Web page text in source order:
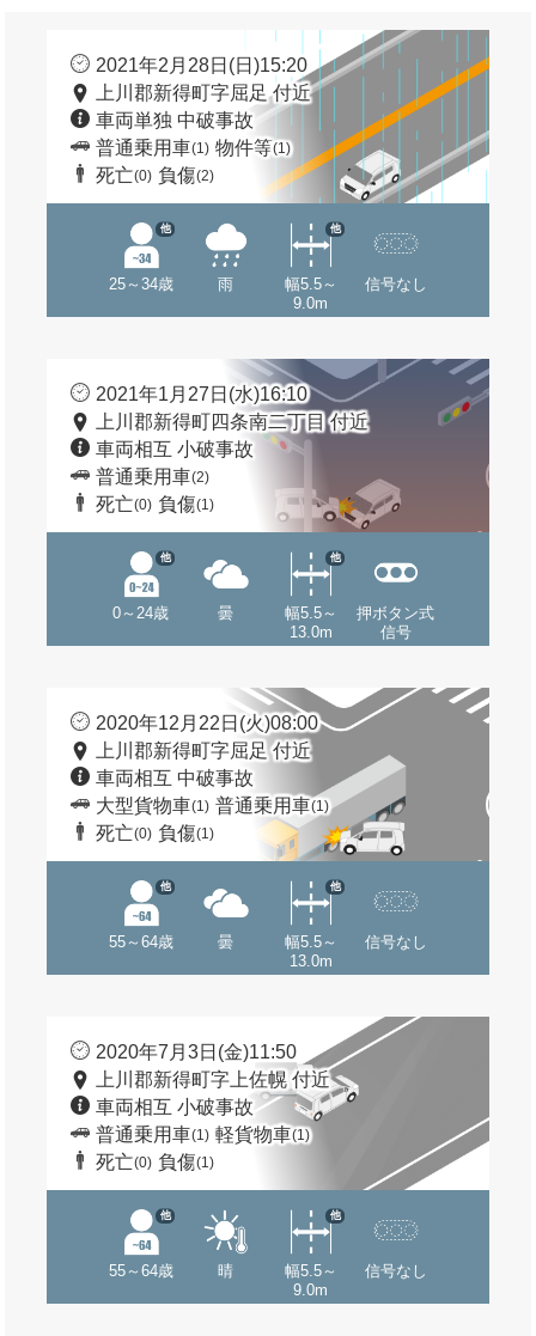
2021年2月28日(日)15:20
上川郡新得町字屈足 付近
車両単独 中破事故
普通乗用車(1) 物件等(1)
死亡(0) 負傷(2)
25～34歳
他
雨
幅5.5～
9.0m
他
信号なし
2021年1月27日(水)16:10
上川郡新得町四条南二丁目 付近
車両相互 小破事故
普通乗用車(2)
死亡(0) 負傷(1)
0～24歳
他
曇
幅5.5～
13.0m
他
押ボタン式
信号
2020年12月22日(火)08:00
上川郡新得町字屈足 付近
車両相互 中破事故
大型貨物車(1) 普通乗用車(1)
死亡(0) 負傷(1)
55～64歳
他
曇
幅5.5～
13.0m
他
信号なし
2020年7月3日(金)11:50
上川郡新得町字上佐幌 付近
車両相互 小破事故
普通乗用車(1) 軽貨物車(1)
死亡(0) 負傷(1)
55～64歳
他
晴
幅5.5～
9.0m
他
信号なし